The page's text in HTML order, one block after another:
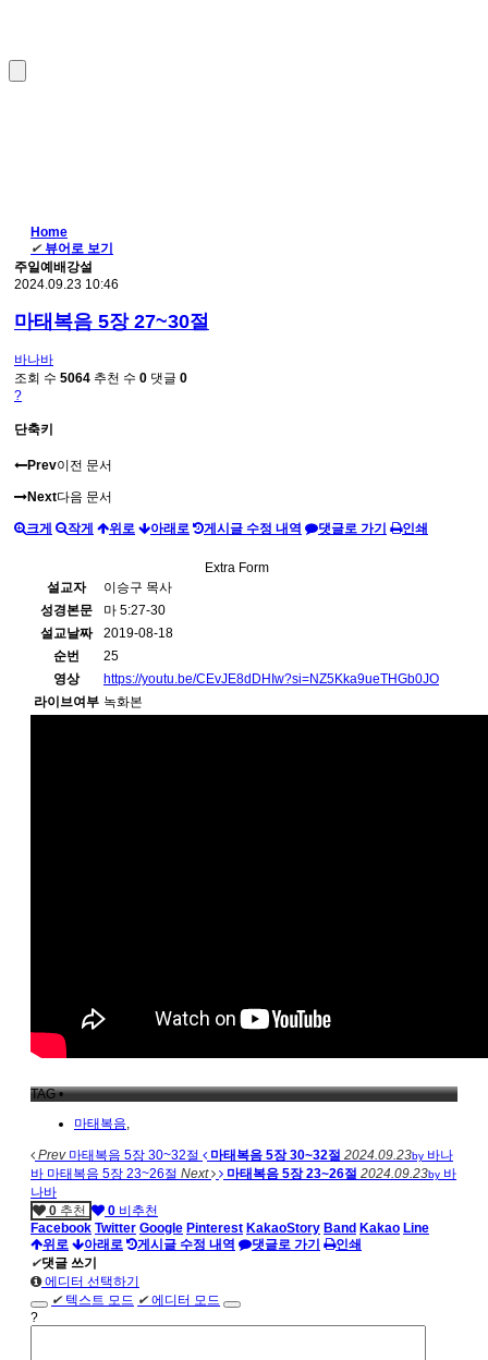
Home
✔ 뷰어로 보기
주일예배강설
2024.09.23 10:46
마태복음 5장 27~30절
바나바
조회 수 5064 추천 수 0 댓글 0
?
단축키
Prev이전 문서
Next다음 문서
크게 작게 위로 아래로 게시글 수정 내역 댓글로 가기 인쇄
Extra Form
설교자
이승구 목사
성경본문
마 5:27-30
설교날짜
2019-08-18
순번
25
영상
https://youtu.be/CEvJE8dDHIw?si=NZ5Kka9ueTHGb0JO
라이브여부 녹화본
TAG •
마태복음
Prev마태복음 5장 30~32절 마태복음 5장 30~32절 2024.09.23by 바나
바 마태복음 5장 23~26절 Next 마태복음 5장 23~26절 2024.09.23by 바
나바
0 추천 0 비추천
Facebook Twitter Google Pinterest KakaoStory Band Kakao Line
위로
아래로 게시글 수정 내역 댓글로 가기
인쇄
✔댓글 쓰기
에디터 선택하기
✔ 텍스트 모드 ✔에디터 모드
?